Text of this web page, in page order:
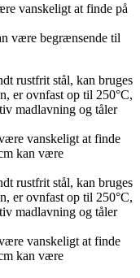
vanskeligt at finde på
være begrænsende til
rustfrit stål, kan bruges
er ovnfast op til 250°C,
madlavning og tåler
vanskeligt at finde
kan være
rustfrit stål, kan bruges
er ovnfast op til 250°C,
madlavning og tåler
vanskeligt at finde
kan være